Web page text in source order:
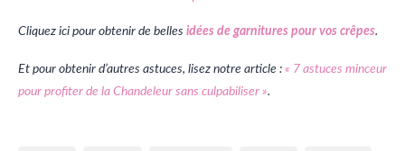
Cliquez ici pour obtenir de belles idées de garnitures pour vos crêpes.
Et pour obtenir d’autres astuces, lisez notre article : « 7 astuces minceur
pour profiter de la Chandeleur sans culpabiliser ».